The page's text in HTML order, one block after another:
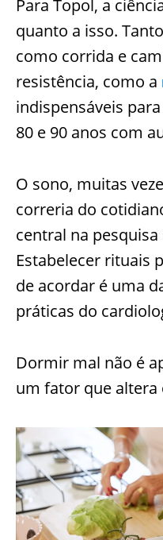
Para Topol, a
quanto a isso.
como corrida e
resistência, como a
indispensáveis
80 e 90 anos com
O sono, muitas
correria do
central na
Estabelecer rituais
de acordar é uma
práticas do
Dormir mal não é
um fator que altera